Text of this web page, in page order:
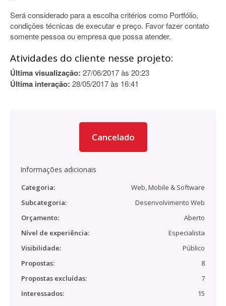
Será considerado para a escolha critérios como Portfólio,
condições técnicas de executar e preço. Favor fazer contato
somente pessoa ou empresa que possa atender.
Atividades do cliente nesse projeto:
Última visualização: 27/06/2017 às 20:23
Última interação: 28/05/2017 às 16:41
Cancelado
Informações adicionais
Categoria:
Web, Mobile & Software
Subcategoria:
Desenvolvimento Web
Orçamento:
Aberto
Nível de experiência:
Especialista
Visibilidade:
Público
Propostas:
8
Propostas excluídas:
7
Interessados:
15